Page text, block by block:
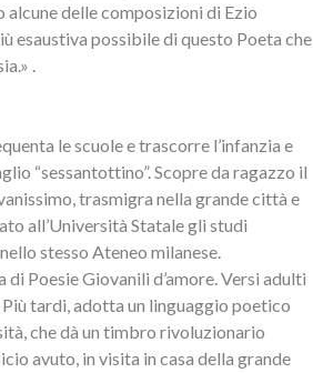
delle composizioni di Ezio
esaustiva possibile di questo Poeta che
.
le scuole e trascorre l’infanzia e
“sessantottino”. Scopre da ragazzo il
trasmigra nella grande città e
all’Università Statale gli studi
stesso Ateneo milanese.
Poesie Giovanili d’amore. Versi adulti
tardi, adotta un linguaggio poetico
che dà un timbro rivoluzionario
avuto, in visita in casa della grande